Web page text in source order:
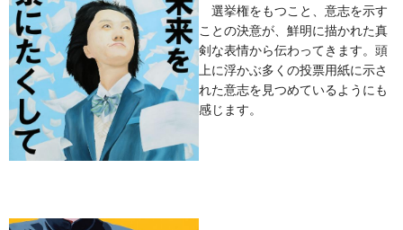
選挙権をもつこと、意志を示す
ことの決意が、鮮明に描かれた真
剣な表情から伝わってきます。頭
上に浮かぶ多くの投票用紙に示さ
れた意志を見つめているようにも
感じます。